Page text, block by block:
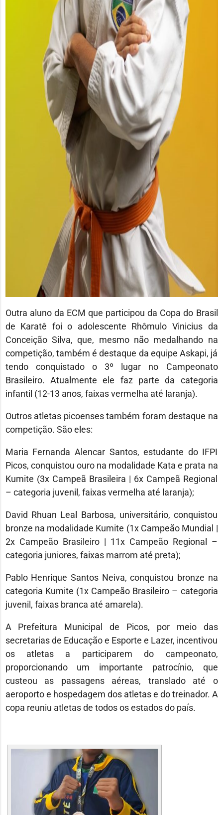
Outra aluno da ECM que participou da Copa do Brasil
de Karatê foi o adolescente Rhômulo Vinicius da
Conceição Silva, que, mesmo não medalhando na
competição, também é destaque da equipe Askapi, já
tendo conquistado o 3º lugar no Campeonato
Brasileiro. Atualmente ele faz parte da categoria
infantil (12-13 anos, faixas vermelha até laranja).
Outros atletas picoenses também foram destaque na
competição. São eles:
Maria Fernanda Alencar Santos, estudante do IFPI
Picos, conquistou ouro na modalidade Kata e prata na
Kumite (3x Campeã Brasileira | 6x Campeã Regional
– categoria juvenil, faixas vermelha até laranja);
David Rhuan Leal Barbosa, universitário, conquistou
bronze na modalidade Kumite (1x Campeão Mundial |
2x Campeão Brasileiro | 11x Campeão Regional –
categoria juniores, faixas marrom até preta);
Pablo Henrique Santos Neiva, conquistou bronze na
categoria Kumite (1x Campeão Brasileiro – categoria
juvenil, faixas branca até amarela).
A Prefeitura Municipal de Picos, por meio das
secretarias de Educação e Esporte e Lazer, incentivou
os atletas a participarem do campeonato,
proporcionando um importante patrocínio, que
custeou as passagens aéreas, translado até o
aeroporto e hospedagem dos atletas e do treinador. A
copa reuniu atletas de todos os estados do país.